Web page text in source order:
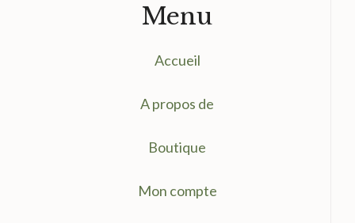
Menu
Accueil
A propos de
Boutique
Mon compte